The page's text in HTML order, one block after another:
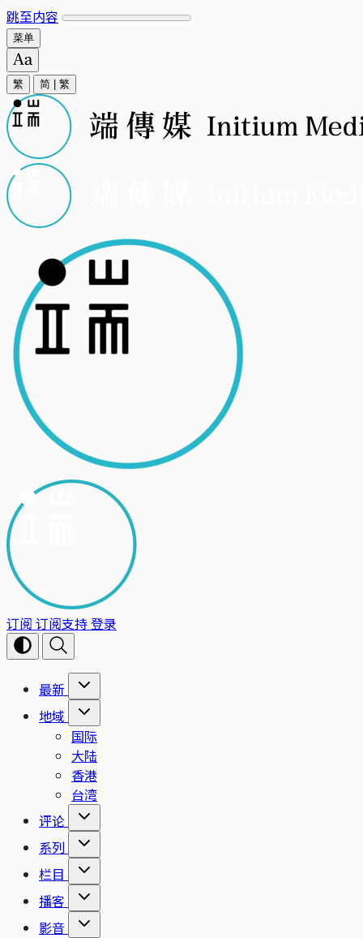
跳至内容
菜单
繁 简 繁
订阅 订阅支持登录
最新
地域
国际
大陆
香港
台湾
评论
系列
栏目
播客
影音